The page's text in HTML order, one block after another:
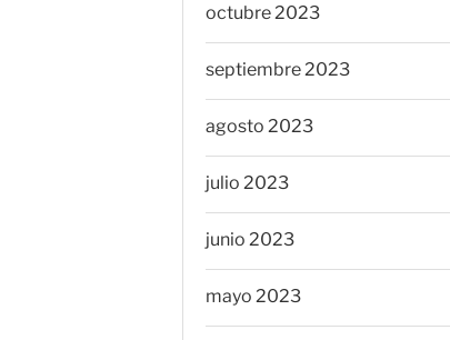
octubre 2023
septiembre 2023
agosto 2023
julio 2023
junio 2023
mayo 2023